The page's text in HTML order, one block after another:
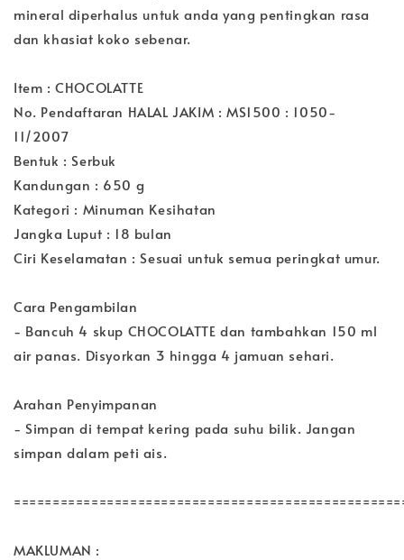
mineral diperhalus untuk anda yang pentingkan rasa
dan khasiat koko sebenar.
Item : CHOCOLATTE
No. Pendaftaran HALAL JAKIM : MS1500 : 1050-
11/2007
Bentuk : Serbuk
Kandungan : 650 g
Kategori : Minuman Kesihatan
Jangka Luput : 18 bulan
Ciri Keselamatan : Sesuai untuk semua peringkat umur.
Cara Pengambilan
- Bancuh 4 skup CHOCOLATTE dan tambahkan 150 ml
air panas. Disyorkan 3 hingga 4 jamuan sehari.
Arahan Penyimpanan
- Simpan di tempat kering pada suhu bilik. Jangan
simpan dalam peti ais.
MAKLUMAN :